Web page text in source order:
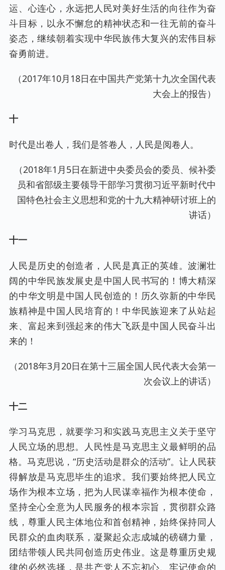
运、心连心，永远把人民对美好生活的向往作为奋
斗目标，以永不懈怠的精神状态和一往无前的奋斗
姿态，继续朝着实现中华民族伟大复兴的宏伟目标
奋勇前进。
（2017年10月18日在中国共产党第十九次全国代表
大会上的报告）
十
时代是出卷人，我们是答卷人，人民是阅卷人。
（2018年1月5日在新进中央委员会的委员、候补委
员和省部级主要领导干部学习贯彻习近平新时代中
国特色社会主义思想和党的十九大精神研讨班上的
讲话）
十一
人民是历史的创造者，人民是真正的英雄。波澜壮
阔的中华民族发展史是中国人民书写的！博大精深
的中华文明是中国人民创造的！历久弥新的中华民
族精神是中国人民培育的！中华民族迎来了从站起
来、富起来到强起来的伟大飞跃是中国人民奋斗出
来的！
（2018年3月20日在第十三届全国人民代表大会第一
次会议上的讲话）
十二
学习马克思，就要学习和实践马克思主义关于坚守
人民立场的思想。人民性是马克思主义最鲜明的品
格。马克思说，“历史活动是群众的活动”。让人民获
得解放是马克思毕生的追求。我们要始终把人民立
场作为根本立场，把为人民谋幸福作为根本使命，
坚持全心全意为人民服务的根本宗旨，贯彻群众路
线，尊重人民主体地位和首创精神，始终保持同人
民群众的血肉联系，凝聚起众志成城的磅礴力量，
团结带领人民共同创造历史伟业。这是尊重历史规
律的必然选择，是共产党人不忘初心、牢记使命的